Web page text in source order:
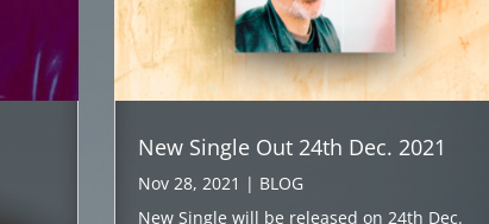
New Single Out 24th Dec. 2021
Nov 28, 2021 | BLOG
New Single will be released on 24th Dec.